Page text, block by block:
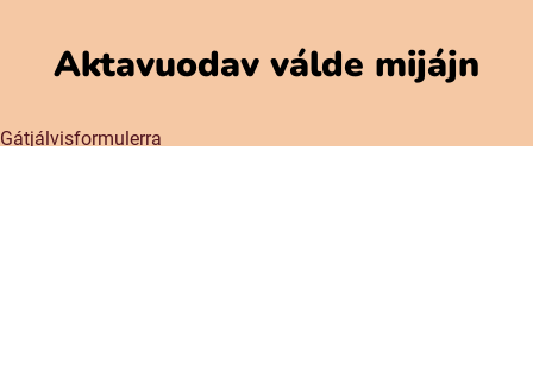
Aktavuodav válde mijájn
Gátjálvisformulerra